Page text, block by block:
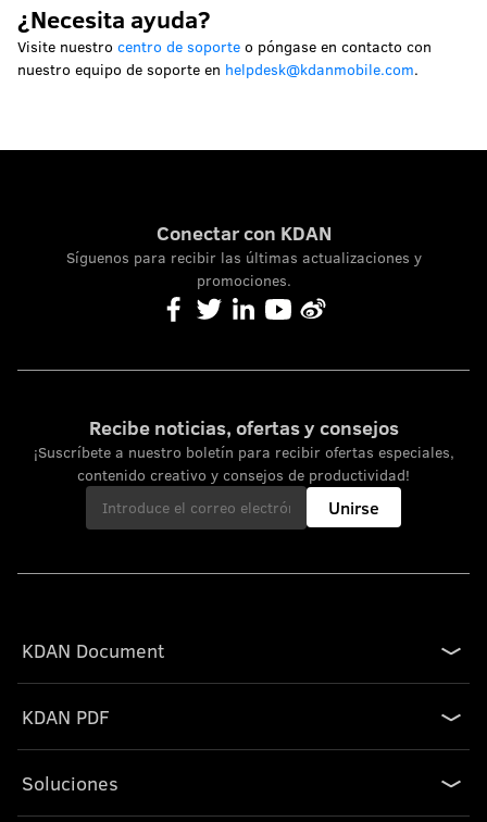
¿Necesita ayuda?
Visite nuestro centro de soporte o póngase en contacto con
nuestro equipo de soporte en helpdesk@kdanmobile.com.
Conectar con KDAN
Síguenos para recibir las últimas actualizaciones y
promociones.
Recibe noticias, ofertas y consejos
¡Suscríbete a nuestro boletín para recibir ofertas especiales,
contenido creativo y consejos de productividad!
Unirse
KDAN Document
KDAN PDF
Soluciones